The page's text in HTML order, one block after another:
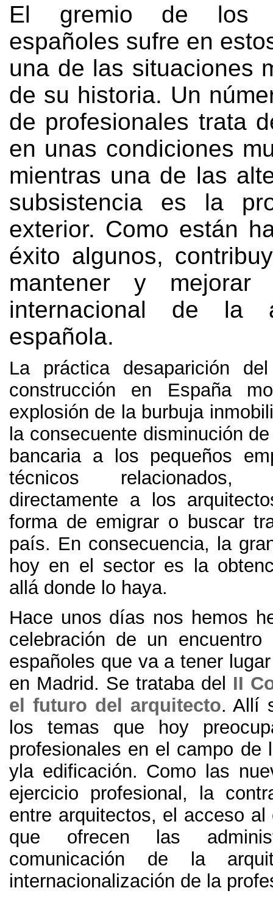
El gremio de los
españoles sufre en
una de las situaciones
de su historia. Un
de profesionales trata
en unas condiciones
mientras una de las
subsistencia es la
exterior. Como están
éxito algunos,
mantener y mejorar
internacional de la
española.
La práctica desaparición
construcción en España
explosión de la burbuja
la consecuente disminución
bancaria a los pequeños
técnicos relacionados
directamente a los
forma de emigrar o buscar
país. En consecuencia,
la
hoy en el sector es la
allá donde lo haya.
Hace unos días nos hemos
celebración de un encuentro
españoles que va a tener
en Madrid. Se trataba del II
el futuro del arquitecto.Allí
los temas que hoy
profesionales en el campo de
yla edificación. Como las
ejercicio profesional ,
la
entre arquitectos, el acceso al
que ofrecen las
comunicación de la
internacionalización de la